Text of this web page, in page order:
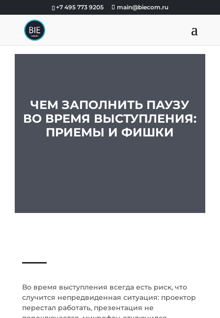
+7 495 773 9205 main@biecom.ru
ЧЕМ ЗАПОЛНИТЬ ПАУЗУ
ВО ВРЕМЯ ВЫСТУПЛЕНИЯ:
ПРИЕМЫ И ФИШКИ
Во время выступления всегда есть риск, что
случится непредвиденная ситуация: проектор
перестал работать, презентация не